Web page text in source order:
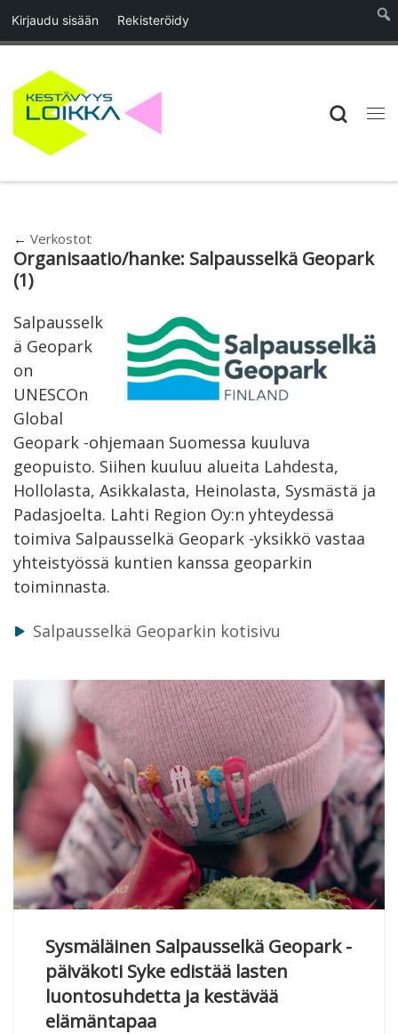
Kirjaudu sisään Rekisteröidy
Skip to content
← Verkostot
Organisaatio/hanke: Salpausselkä Geopark
(1)
Salpausselk
ä Geopark
on
UNESCOn
Global
Geopark -ohjemaan Suomessa kuuluva
geopuisto. Siihen kuuluu alueita Lahdesta,
Hollolasta, Asikkalasta, Heinolasta, Sysmästä ja
Padasjoelta. Lahti Region Oy:n yhteydessä
toimiva Salpausselkä Geopark -yksikkö vastaa
yhteistyössä kuntien kanssa geoparkin
toiminnasta.
Salpausselkä Geoparkin kotisivu
Sysmäläinen Salpausselkä Geopark -
päiväkoti Syke edistää lasten
luontosuhdetta ja kestävää
elämäntapaa